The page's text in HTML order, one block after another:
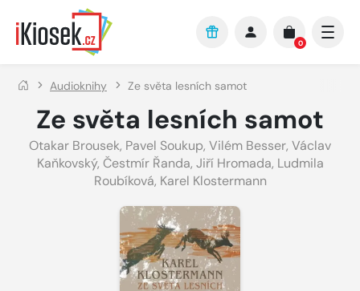
Přejít na hlavní obsah
0
Audioknihy Ze světa lesních samot
Ze světa lesních samot
Otakar Brousek, Pavel Soukup, Vilém Besser, Václav
Kaňkovský, Čestmír Řanda, Jiří Hromada, Ludmila
Roubíková, Karel Klostermann